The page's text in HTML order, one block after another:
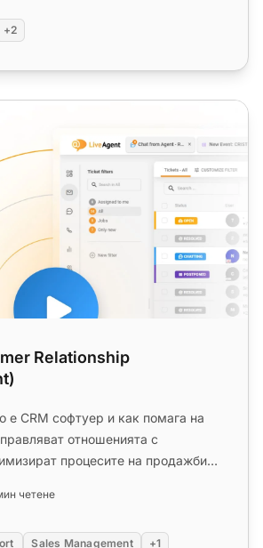
+2
Management)
Relationship
е CRM софтуер и как помага на
отношенията с
процесите на продажби и
четене
Sales Management +1